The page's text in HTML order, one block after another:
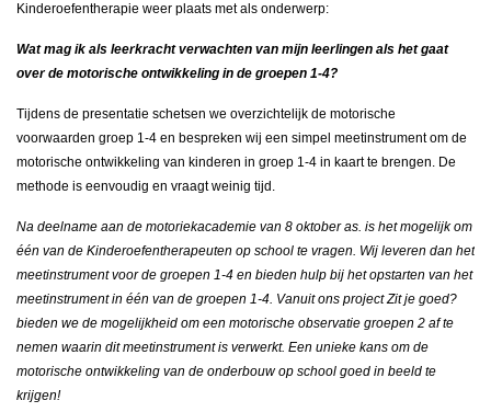
Kinderoefentherapie weer plaats met als onderwerp:
Wat mag ik als leerkracht verwachten van mijn leerlingen als het gaat
over de motorische ontwikkeling in de groepen 1-4?
Tijdens de presentatie schetsen we overzichtelijk de motorische
voorwaarden groep 1-4 en bespreken wij een simpel meetinstrument om de
motorische ontwikkeling van kinderen in groep 1-4 in kaart te brengen. De
methode is eenvoudig en vraagt weinig tijd.
Na deelname aan de motoriekacademie van 8 oktober as. is het mogelijk om
één van de Kinderoefentherapeuten op school te vragen. Wij leveren dan het
meetinstrument voor de groepen 1-4 en bieden hulp bij het opstarten van het
meetinstrument in één van de groepen 1-4. Vanuit ons project Zit je goed?
bieden we de mogelijkheid om een motorische observatie groepen 2 af te
nemen waarin dit meetinstrument is verwerkt. Een unieke kans om de
motorische ontwikkeling van de onderbouw op school goed in beeld te
krijgen!